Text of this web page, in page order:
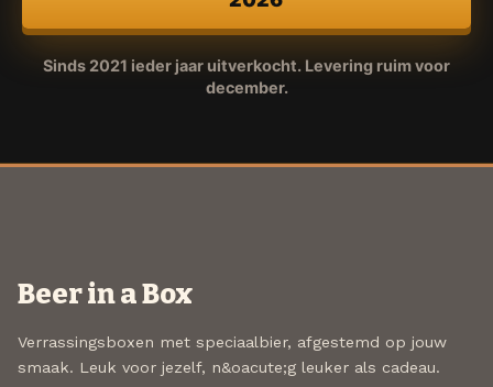
Sinds 2021 ieder jaar uitverkocht. Levering ruim voor
december.
Beer in a Box
Verrassingsboxen met speciaalbier, afgestemd op jouw
smaak. Leuk voor jezelf, n&oacute;g leuker als cadeau.